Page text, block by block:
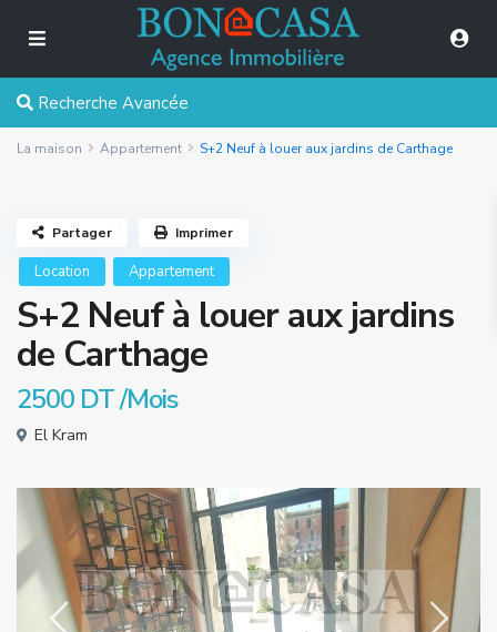
Recherche Avancée
La maison Appartement S+2 Neuf à louer aux jardins de Carthage
Location Appartement
S+2 Neuf à louer aux jardins
de Carthage
2500 DT/Mois
El Kram
Partager Imprimer